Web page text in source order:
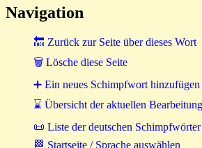
Navigation
🔙 Zurück zur Seite über dieses Wort
🗑 Lösche diese Seite
➕ Ein neues Schimpfwort hinzufügen
⌛ Übersicht der aktuellen
📜 Liste der deutschen Schimpfwörter
🏁 Startseite / Sprache auswählen